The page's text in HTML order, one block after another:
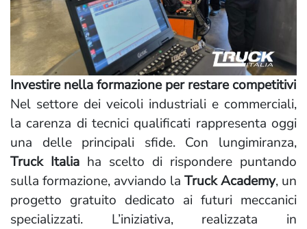
Investire nella formazione per restare competitivi
Nel settore dei veicoli industriali e commerciali,
la carenza di tecnici qualificati rappresenta oggi
una delle principali sfide. Con lungimiranza,
Truck Italia ha scelto di rispondere puntando
sulla formazione, avviando la Truck Academy, un
progetto gratuito dedicato ai futuri meccanici
specializzati. L’iniziativa, realizzata in